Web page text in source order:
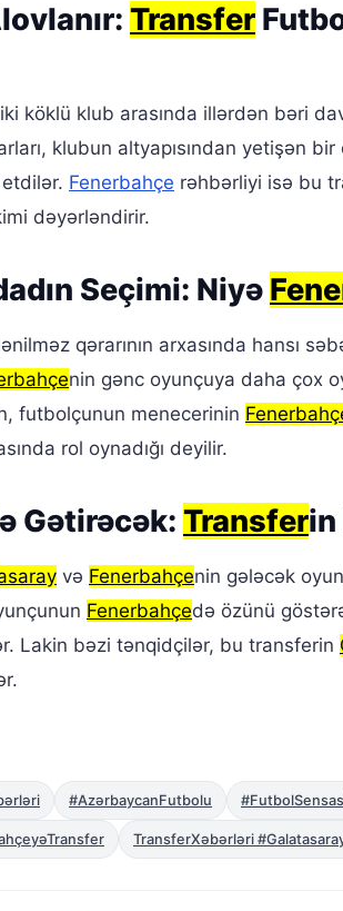
Transfer
köklü klub arasında illərdən bəri
klubun altyapısından yetişən bir
etdilər. Fenerbahçe rəhbərliyi isə bu
dəyərləndirir.
Seçimi: Niyə
qərarının arxasında hansı
nin gənc oyunçuya daha çox
futbolçunun menecerinin
rol oynadığı deyilir.
Gətirəcək: Transferin
və Fenerbahçenin gələcək
Fenerbahçedə özünü
Lakin bəzi tənqidçilər, bu transferin
#AzərbaycanFutbolu
TransferXəbərləri